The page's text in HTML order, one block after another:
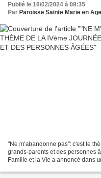
Publié le 16/02/2024 à 08:35
Par Paroisse Sainte Marie en
"Ne m’abandonne pas": c'est le
grands-parents et des personnes
Famille et la Vie a annoncé dans